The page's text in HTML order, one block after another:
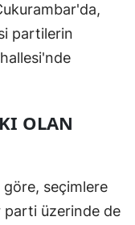
partilerin
OLAN
seçimlere
parti üzerinde de